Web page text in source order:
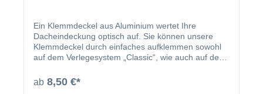
Ein Klemmdeckel aus Aluminium wertet Ihre
Dacheindeckung optisch auf. Sie können unsere
Klemmdeckel durch einfaches aufklemmen sowohl
auf dem Verlegesystem „Classic“, wie auch auf dem
montiert, harmoniert der Klemmdeckel nicht nur
farblich mit Ihren restlichen Profilleisten, sondern
ab 8,50 €*